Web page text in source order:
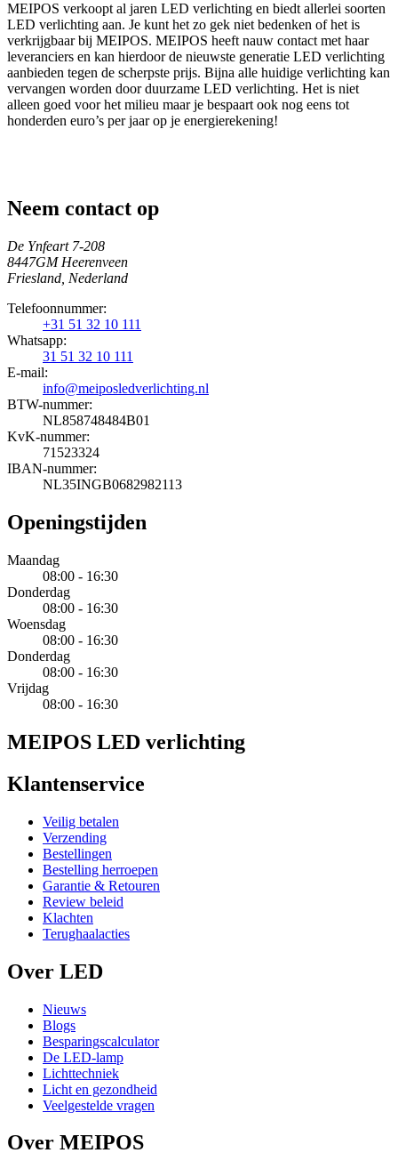
MEIPOS verkoopt al jaren LED verlichting en biedt allerlei soorten
LED verlichting aan. Je kunt het zo gek niet bedenken of het is
verkrijgbaar bij MEIPOS. MEIPOS heeft nauw contact met haar
leveranciers en kan hierdoor de nieuwste generatie LED verlichting
aanbieden tegen de scherpste prijs. Bijna alle huidige verlichting kan
vervangen worden door duurzame LED verlichting. Het is niet
alleen goed voor het milieu maar je bespaart ook nog eens tot
honderden euro’s per jaar op je energierekening!
Neem contact op
De Ynfeart 7-208
8447GM Heerenveen
Friesland, Nederland
Telefoonnummer:
+31 51 32 10 111
Whatsapp:
31 51 32 10 111
E-mail:
info@meiposledverlichting.nl
BTW-nummer:
NL858748484B01
KvK-nummer:
71523324
IBAN-nummer:
NL35INGB0682982113
Openingstijden
Maandag
08:00 - 16:30
Donderdag
08:00 - 16:30
Woensdag
08:00 - 16:30
Donderdag
08:00 - 16:30
Vrijdag
08:00 - 16:30
MEIPOS LED verlichting
Klantenservice
Veilig betalen
Verzending
Bestellingen
Bestelling herroepen
Garantie & Retouren
Review beleid
Klachten
Terughaalacties
Over LED
Nieuws
Blogs
Besparingscalculator
De LED-lamp
Lichttechniek
Licht en gezondheid
Veelgestelde vragen
Over MEIPOS